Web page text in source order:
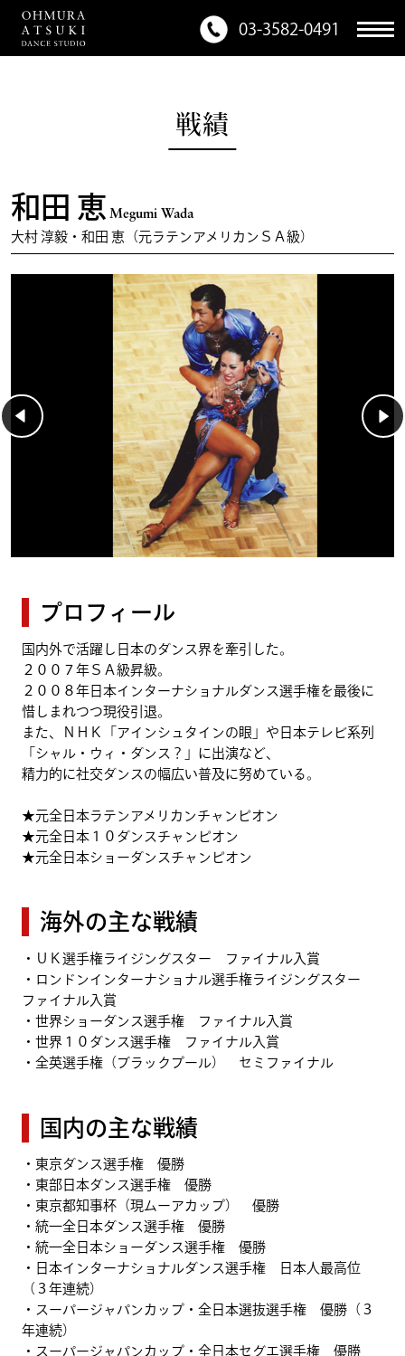
03-3582-0491
戦績
和田 恵 Megumi Wada
大村 淳毅・和田 恵（元ラテンアメリカンＳＡ級）
プロフィール
国内外で活躍し日本のダンス界を牽引した。
２００７年ＳＡ級昇級。
２００８年日本インターナショナルダンス選手権を最後に
惜しまれつつ現役引退。
また、ＮＨＫ「アインシュタインの眼」や日本テレビ系列
「シャル・ウィ・ダンス？」に出演など、
精力的に社交ダンスの幅広い普及に努めている。
★元全日本ラテンアメリカンチャンピオン
★元全日本１０ダンスチャンピオン
★元全日本ショーダンスチャンピオン
海外の主な戦績
・ＵＫ選手権ライジングスター ファイナル入賞
・ロンドンインターナショナル選手権ライジングスター
ファイナル入賞
・世界ショーダンス選手権 ファイナル入賞
・世界１０ダンス選手権 ファイナル入賞
・全英選手権（ブラックプール） セミファイナル
国内の主な戦績
・東京ダンス選手権 優勝
・東部日本ダンス選手権 優勝
・東京都知事杯（現ムーアカップ） 優勝
・統一全日本ダンス選手権 優勝
・統一全日本ショーダンス選手権 優勝
・日本インターナショナルダンス選手権 日本人最高位
（３年連続）
・スーパージャパンカップ・全日本選抜選手権 優勝（３
年連続）
・スーパージャパンカップ・全日本セグエ選手権 優勝